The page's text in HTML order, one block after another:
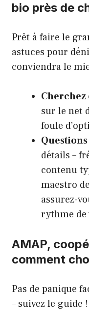
bio près de
Prêt à faire le
astuces pour
conviendra le
Cherchez
sur le net
foule
détails –
contenu
maestro
assurez-
rythme de
AMAP,
comment
Pas de panique
– suivez le guide !